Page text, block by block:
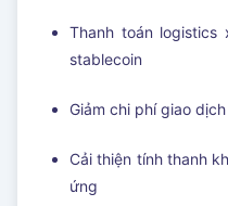
Thanh toán logistics
stablecoin
Giảm chi phí giao
Cải thiện tính thanh
ứng